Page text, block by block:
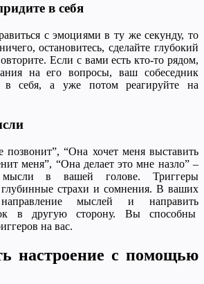
в себя
с эмоциями в ту же секунду, то
остановитесь, сделайте глубокий
Если с вами есть кто-то рядом,
на его вопросы, ваш собеседник
в себя, а уже потом реагируйте на
“Она хочет меня выставить
меня”, “Она делает это мне назло” –
в вашей голове. Триггеры
страхи и сомнения. В ваших
мыслей и направить
в другую сторону. Вы способны
на вас.
настроение с помощью